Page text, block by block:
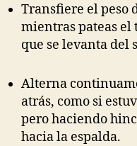
Transfiere el peso
mientras pateas el
que se levanta del
Alterna
atrás, como si
pero haciendo
hacia la espalda.